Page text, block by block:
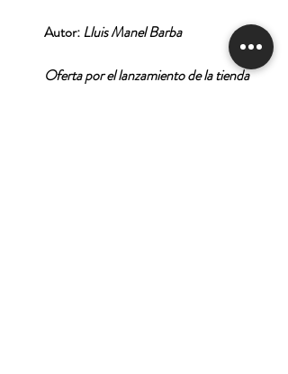
Autor:Lluis Manel Barba
Oferta por el lanzamiento de la tienda